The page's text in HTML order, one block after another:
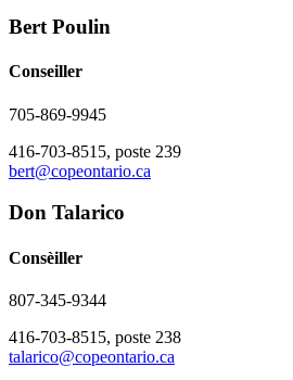
Bert Poulin
Conseiller
705-869-9945
416-703-8515, poste 239
bert@copeontario.ca
Don Talarico
Consèiller
807-345-9344
416-703-8515, poste 238
talarico@copeontario.ca